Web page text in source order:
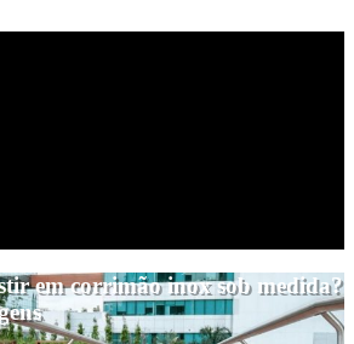
em corrimão inox sob medida?